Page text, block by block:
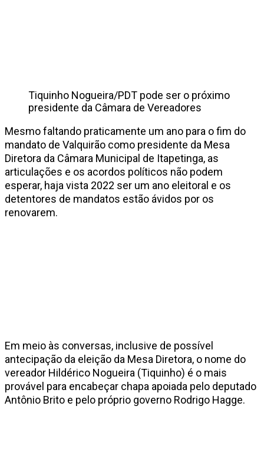
Tiquinho Nogueira/PDT pode ser o próximo
presidente da Câmara de Vereadores
Mesmo faltando praticamente um ano para o fim do
mandato de Valquirão como presidente da Mesa
Diretora da Câmara Municipal de Itapetinga, as
articulações e os acordos políticos não podem
esperar, haja vista 2022 ser um ano eleitoral e os
detentores de mandatos estão ávidos por os
renovarem.
Em meio às conversas, inclusive de possível
antecipação da eleição da Mesa Diretora, o nome do
vereador Hildérico Nogueira (Tiquinho) é o mais
provável para encabeçar chapa apoiada pelo deputado
Antônio Brito e pelo próprio governo Rodrigo Hagge.